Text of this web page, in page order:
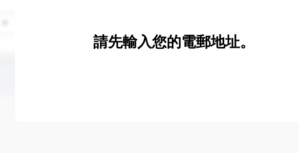
請先輸入您的電郵地址。